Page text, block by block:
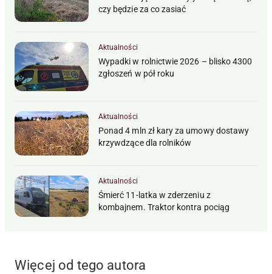
czy będzie za co zasiać
Aktualności
Wypadki w rolnictwie 2026 – blisko 4300
zgłoszeń w pół roku
Aktualności
Ponad 4 mln zł kary za umowy dostawy
krzywdzące dla rolników
Aktualności
Śmierć 11-latka w zderzeniu z
kombajnem. Traktor kontra pociąg
Więcej od tego autora